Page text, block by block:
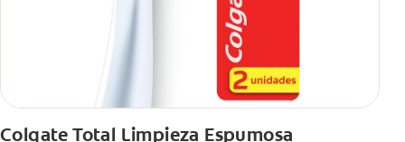
Colgate Total Limpieza Espumosa